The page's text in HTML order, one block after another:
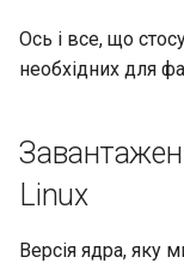
Ось і все, що
необхідних для
Linux
Версія ядра, яку